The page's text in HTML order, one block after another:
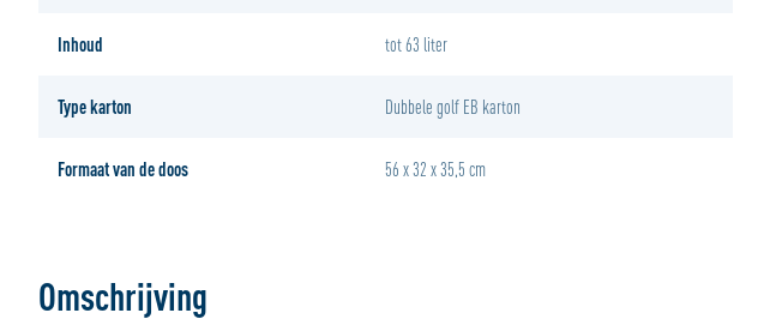
Inhoud tot 63 liter
Type karton Dubbele golf EB karton
Formaat van de doos 56 x 32 x 35,5 cm
Omschrijving